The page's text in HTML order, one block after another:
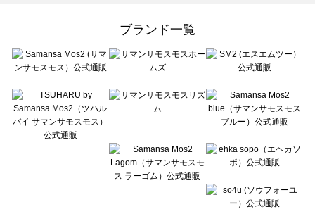
sō4ū（ソウフォーユー）のアウター一覧
Te chichi（テチチ）のアウター一覧
Te chichi CLASSIC（テチチ クラシック）のアウター一覧
Lugnoncure（ルノンキュール）のアウター一覧
BETTY'S BLUE（べティーズブルー）のアウター一覧
Wpc.（ワールドパーティー）のアウター一覧
ブランド一覧